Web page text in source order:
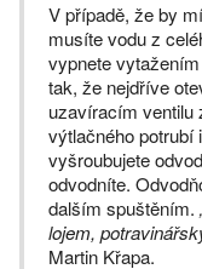
V případě, že by
musíte vodu z
vypnete
tak, že nejdříve
uzavíracím ventilu
výtlačného potrubí
vyšroubujete
odvodníte.
dalším spuštěním.
lojem,
Martin Křapa.